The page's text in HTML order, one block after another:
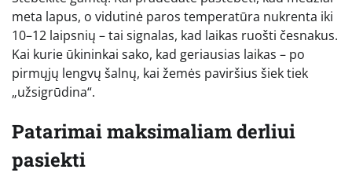
meta lapus, o vidutinė paros temperatūra nukrenta iki
10–12 laipsnių – tai signalas, kad laikas ruošti česnakus.
Kai kurie ūkininkai sako, kad geriausias laikas – po
pirmųjų lengvų šalnų, kai žemės paviršius šiek tiek
„užsigrūdina“.
Patarimai maksimaliam derliui
pasiekti